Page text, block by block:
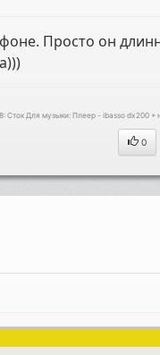
Просто он
Cток Для музыки: Плеер - ibasso dx200 +
0